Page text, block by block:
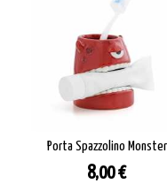
Porta Spazzolino Monster
Prezzo
8,00 €